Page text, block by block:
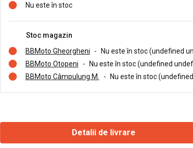
Nu este în stoc
Stoc magazin
BBMoto Gheorgheni
-
Nu este în stoc (undefined
BBMoto Otopeni
-
Nu este în stoc (undefined
BBMoto Câmpulung M.
- Nu este în stoc
Detalii de livrare